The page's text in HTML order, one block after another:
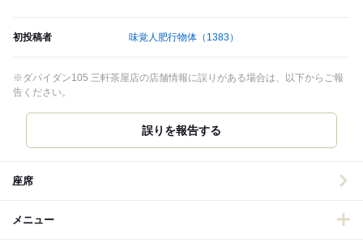
初投稿者 味覚人肥行物体 （1383）
※ダパイダン105 三軒茶屋店の店舗情報に誤りがある場合は、以下からご報
告ください。
誤りを報告する
座席
メニュー